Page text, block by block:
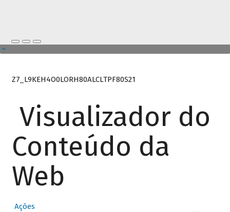
Z7_L9KEH4O0LORH80ALCLTPF80S21
Visualizador do
Conteúdo da
Web
Ações